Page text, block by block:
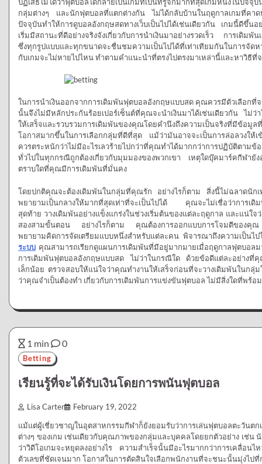
กลุ่มต่างๆ และนักฟุตบอลที่แตกต่างกัน ไม่ได้กลับบ้านในฤดูกาลเกมที่คา
ปัจจุบันทำให้การดูบอลอังกฤษสดทางเว็บเป็นไปได้เช่นเดียวกัน เกมนี้ดีขึ้
เริ่มมีสถานะที่ดีอย่างจริงจังเกี่ยวกับการนำเงินมาอย่างรวดเร็ว การเดิม
ซึ่งทุกรูปแบบและทุกขนาดจะชื่นชมความเป็นไปได้ที่เท่าเทียมกันในการจัด
กับเกมจะไม่หายไปไหน ทำตามคำแนะนำที่ตรงไปตรงมาเหล่านี้และหาวิ
ในการนำเงินออกจากการเดิมพันฟุตบอลอังกฤษแบบสด คุณควรมีตัวเลือกที่
นั้นจึงไม่มีหลักประกันร้อยเปอร์เซ็นต์ที่คุณจะนำเงินมาได้เช่นเดียวกัน ไม่
ให้เสร็จและรวบรวมการเดิมพันของคุณโดยคำนึงถึงความเป็นจริงที่มี
โอกาสมากขึ้นในการเลือกกลุ่มที่ดีที่สุด แม้ว่ามันอาจจะเป็นการล่อลวงใ
ควรตระหนักว่าไม่มีอะไรเลวร้ายไปกว่าที่คุณทำได้มากกว่าการปฏิบัติตา
ทั่วไปในทุกกรณีถูกต้องเกี่ยวกับมุมมองของพวกเขา เหตุใดบุ๊คมาร์คกีฬายั
ตราบใดที่คุณมีการเดิมพันที่มั่นคง
โดยปกติคุณจะต้องเดิมพันในกลุ่มที่คุณรัก อย่างไรก็ตาม สิ่งนี้ไม่ฉลาดนัก
พยายามเป็นกลางให้มากที่สุดเท่าที่จะเป็นไปได้ คุณจะไม่เชื่อว่าการเดิ
สุดท้าย วางเดิมพันอย่างแข็งแกร่งในช่วงเริ่มต้นของแต่ละฤดูกาล และแน่
สองสามขั้นตอน อย่างไรก็ตาม คุณต้องการออกแบบการโจมตีของคุณ
พยายามคิดการจัดเตรียมแบบหนึ่งสำหรับแต่ละคน พิจารณาถึงความเป็น
ระบบ คุณสามารถเรียกดูแผนการเดิมพันที่มีอยู่มากมายเมื่อฤดูกาลฟุตบอล
การเดิมพันฟุตบอลอังกฤษแบบสด ไม่ว่าในกรณีใด ด้วยข้อดีแต่ละอย่างที่
เล็กน้อย ตรวจสอบให้แน่ใจว่าคุณทำงานให้เสร็จก่อนที่จะวางเดิมพันในก
ว่าคุณจำเป็นต้องทำ เกี่ยวกับการเดิมพันการแข่งขันฟุตบอล ไม่มีสิ่งใดที่พร้อ
1 min 0
Betting
เรียนรู้ที่จะได้รับเงินโดยการพนันฟุตบอล
Lisa Carter February 19, 2022
แม้แต่ผู้เชี่ยวชาญในอุตสาหกรรมกีฬาก็ยังยอมรับว่าการเล่นฟุตบอลตะวันต
ต่างๆ ของเกม เช่นเดียวกับคุณภาพของกลุ่มและบุคคลโดยยกตัวอย่าง เช่น
ว่าวิดีโอเกมจะหยุดลงอย่างไร ความสำเร็จนั้นมีอะไรมากกว่าการเคลื่อน
ตัวเลขที่ชัดเจนมาก โอกาสในการตัดสินใจเลือกพนักงานที่จะชนะนั้นมุ่งไปที่